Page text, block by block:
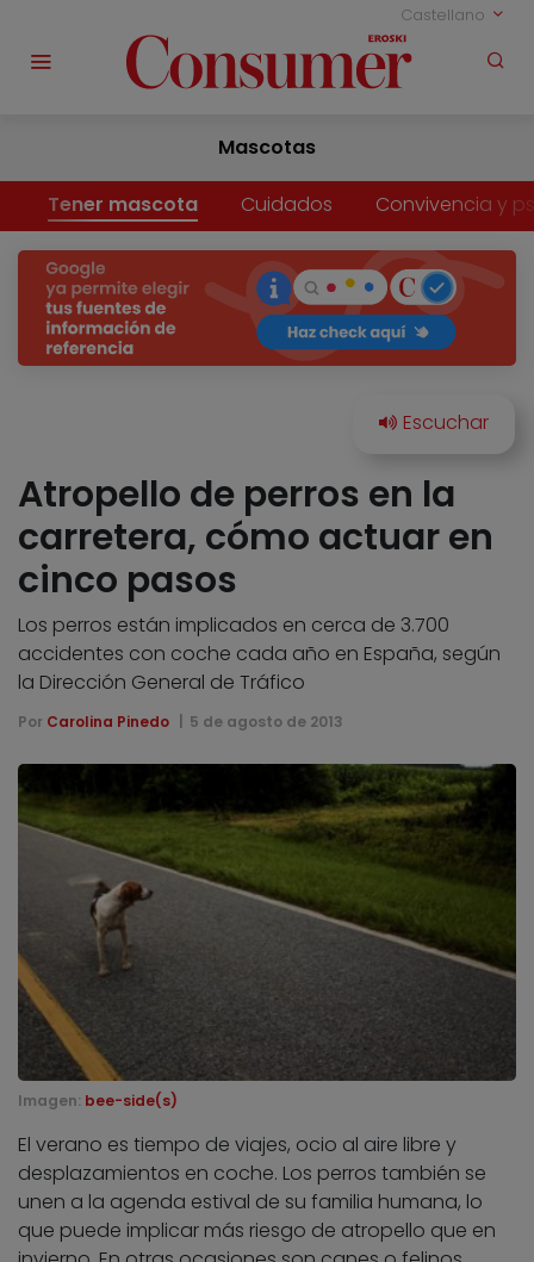
Castellano
Mascotas
Tener mascota Cuidados Convivencia y
Atropello de perros en la
carretera, cómo actuar en
cinco pasos
Los perros están implicados en cerca de 3.700
accidentes con coche cada año en España, según
la Dirección General de Tráfico
Por Carolina Pinedo 5 de agosto de 2013
Imagen: bee-side(s)
El verano es tiempo de viajes, ocio al aire libre y
desplazamientos en coche. Los perros también se
unen a la agenda estival de su familia humana, lo
que puede implicar más riesgo de atropello que en